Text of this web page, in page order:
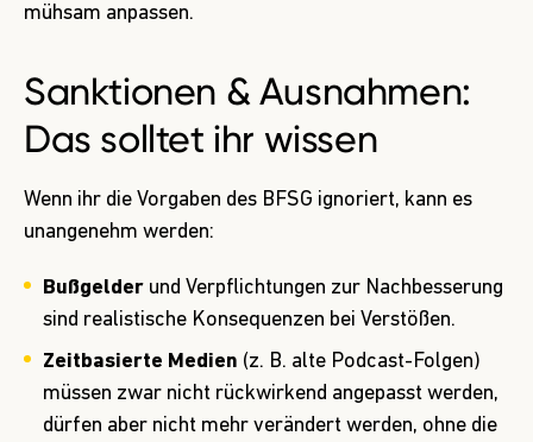
mühsam anpassen.
Sanktionen & Ausnahmen:
Das solltet ihr wissen
Wenn ihr die Vorgaben des BFSG ignoriert, kann es
unangenehm werden:
Bußgelder und Verpflichtungen zur Nachbesserung
sind realistische Konsequenzen bei Verstößen.
Zeitbasierte Medien (z. B. alte Podcast-Folgen)
müssen zwar nicht rückwirkend angepasst werden,
dürfen aber nicht mehr verändert werden, ohne die